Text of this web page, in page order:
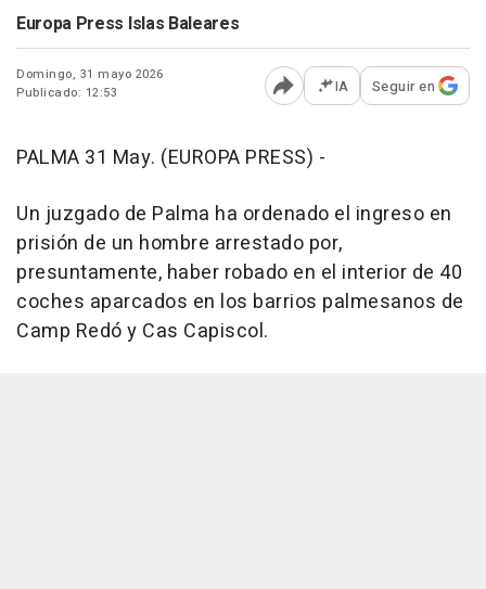
Europa Press Islas Baleares
Domingo, 31 mayo 2026
Publicado: 12:53
Abrir opciones para
IA Seguir en
PALMA 31 May. (EUROPA PRESS) -
Un juzgado de Palma ha ordenado el ingreso en
prisión de un hombre arrestado por,
presuntamente, haber robado en el interior de 40
coches aparcados en los barrios palmesanos de
Camp Redó y Cas Capiscol.